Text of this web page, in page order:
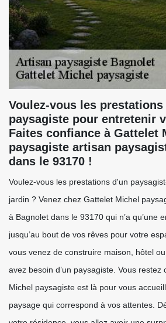
Voulez-vous les prestations
paysagiste pour entretenir
Faites confiance à Gattelet
paysagiste artisan
dans le 93170 !
Voulez-vous les prestations d'un
jardin ? Venez chez Gattelet Michel
à Bagnolet dans le 93170 qui n’a qu’une
jusqu’au bout de vos rêves pour votre
vous venez de construire maison, hôtel
avez besoin d’un paysagiste. Vous restez
Michel paysagiste est là pour vous
paysage qui correspond à vos attentes.